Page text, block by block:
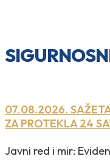
07.08.2026.
ZA PROTEKLA 24
Javni red i mir: